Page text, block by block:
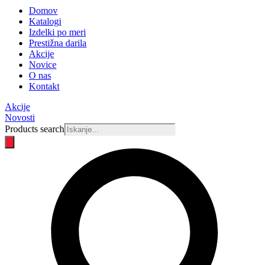
Domov
Katalogi
Izdelki po meri
Prestižna darila
Akcije
Novice
O nas
Kontakt
Akcije
Novosti
Products search